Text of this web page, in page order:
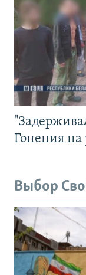
Гонения на
Выбор